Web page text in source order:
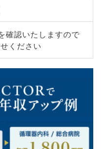
確認いたしますので
ください